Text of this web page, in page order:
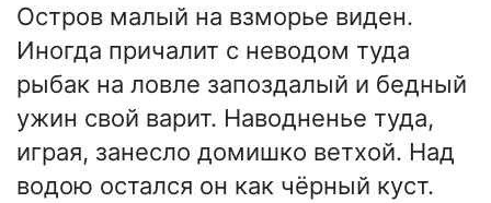
Остров малый на взморье виден.
Иногда причалит с неводом туда
рыбак на ловле запоздалый и бедный
ужин свой варит. Наводненье туда,
играя, занесло домишко ветхой. Над
водою остался он как чёрный куст.